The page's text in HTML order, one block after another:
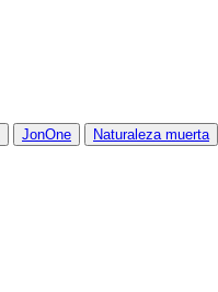
JonOne Naturaleza muerta